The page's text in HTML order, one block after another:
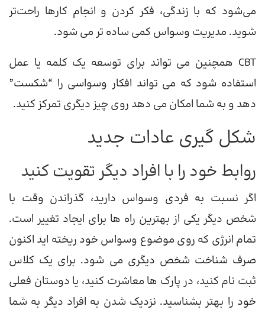
می‌شود که با زندگی، فکر کردن و انجام کارها راحت‌تر
شوید. مدیریت وسواس کمی ساده تر می شود.
CBT همچنین می تواند برای توسعه یک کلمه یا عمل
استفاده شود که می تواند افکار وسواسی را “شکست”
دهد و به شما امکان می دهد روی چیز دیگری تمرکز کنید.
شکل گیری عادات جدید
روابط خود را با افراد دیگر تقویت کنید
اگر نسبت به فردی وسواس دارید، گذراندن وقت با
شخص دیگر یکی از بهترین راه ها برای ایجاد تغییر است.
تمام انرژی که روی موضوع وسواس خود ریخته اید اکنون
صرف شناخت شخص دیگری می شود. برای یک کلاس
ثبت نام کنید، در پارک ها معاشرت کنید، یا دوستان فعلی
خود را بهتر بشناسید. نزدیک شدن به افراد دیگر به شما